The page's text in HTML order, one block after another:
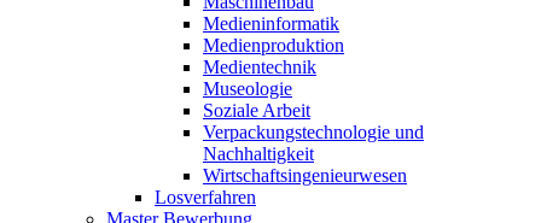
Medieninformatik
Medienproduktion
Medientechnik
Museologie
Soziale Arbeit
Verpackungstechnologie und
Nachhaltigkeit
Wirtschaftsingenieurwesen
Losverfahren
Master Bewerbung